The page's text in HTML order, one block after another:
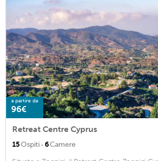
a partire da
96€
Retreat Centre Cyprus
15Ospiti · 6Camere